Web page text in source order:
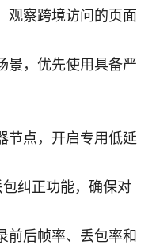
观察跨境访问的页面
景，优先使用具备严
节点，开启专用低延
纠正功能，确保对
前后帧率、丢包率和